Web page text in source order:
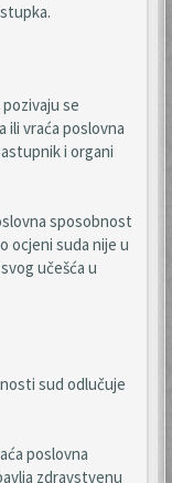
se
ili vraća poslovna
i organi
sposobnost
ocjeni suda nije u
učešća u
sud odlučuje
poslovna
zdravstvenu